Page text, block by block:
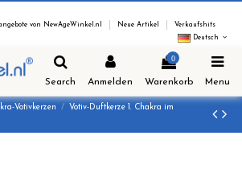
von NewAgeWinkel.nl Neue Artikel
Verkaufshits
Deutsch
Search Anmelden
0
Warenkorb Menu
Votivkerzen
Votiv-Duftkerze 1. Chakra im